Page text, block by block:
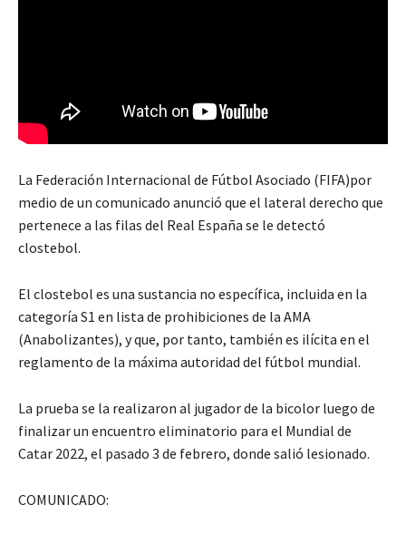
La Federación Internacional de Fútbol Asociado (FIFA)por
medio de un comunicado anunció que el lateral derecho que
pertenece a las filas del Real España se le detectó
clostebol.
El clostebol es una sustancia no específica, incluida en la
categoría S1 en lista de prohibiciones de la AMA
(Anabolizantes), y que, por tanto, también es ilícita en el
reglamento de la máxima autoridad del fútbol mundial.
La prueba se la realizaron al jugador de la bicolor luego de
finalizar un encuentro eliminatorio para el Mundial de
Catar 2022, el pasado 3 de febrero, donde salió lesionado.
COMUNICADO: